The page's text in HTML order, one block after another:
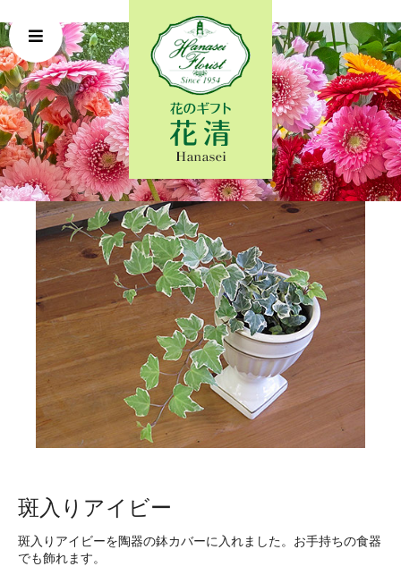
斑入りアイビー
斑入りアイビーを陶器の鉢カバーに入れました。お手持ちの食器
でも飾れます。